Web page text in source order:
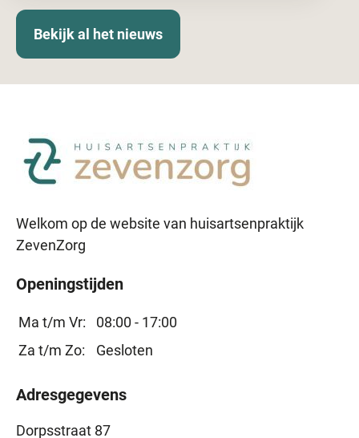
Bekijk al het nieuws
Welkom op de website van huisartsenpraktijk
ZevenZorg
Openingstijden
Ma t/m Vr:
08:00 - 17:00
Za t/m Zo:
Gesloten
Adresgegevens
Dorpsstraat 87